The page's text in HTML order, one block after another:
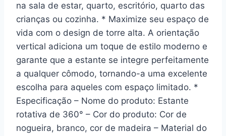
na sala de estar, quarto, escritório, quarto das
crianças ou cozinha. * Maximize seu espaço de
vida com o design de torre alta. A orientação
vertical adiciona um toque de estilo moderno e
garante que a estante se integre perfeitamente
a qualquer cômodo, tornando-a uma excelente
escolha para aqueles com espaço limitado. *
Especificação – Nome do produto: Estante
rotativa de 360° – Cor do produto: Cor de
nogueira, branco, cor de madeira – Material do